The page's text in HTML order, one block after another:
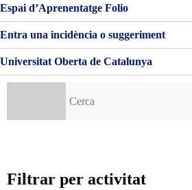
PARQUE
DE
ESPAÑA
Espai d’Aprenentatge Folio
Entra una incidència o suggeriment
Universitat Oberta de Catalunya
Filtrar per activitat